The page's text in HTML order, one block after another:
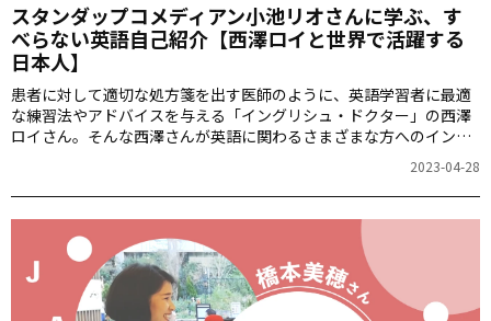
スタンダップコメディアン小池リオさんに学ぶ、す
べらない英語自己紹介【西澤ロイと世界で活躍する
日本人】
患者に対して適切な処方箋を出す医師のように、英語学習者に最適
な練習法やアドバイスを与える「イングリシュ・ドクター」の西澤
ロイさん。そんな西澤さんが英語に関わるさまざまな方へのインタ
ビューをするYoutube動画＜西澤ロイの頑張らない英語＞の、特に
2023-04-28